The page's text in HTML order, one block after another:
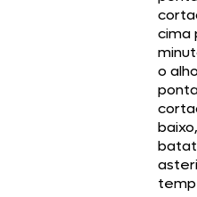
cima
o